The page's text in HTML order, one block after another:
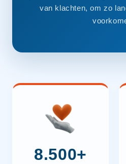
van klachten, om zo
8.500+